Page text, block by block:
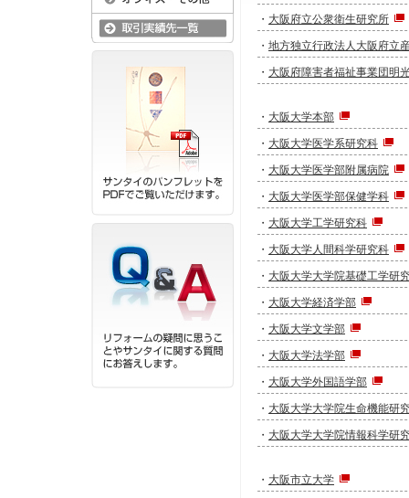
・ 大阪府立公衆衛生研究所
・ 地方独立行政法人大阪府立
・ 大阪府障害者福祉事業団明
・ 大阪大学本部
・ 大阪大学医学系研究科
・ 大阪大学医学部附属病院
・ 大阪大学医学部保健学科
・ 大阪大学工学研究科
・ 大阪大学人間科学研究科
・ 大阪大学大学院基礎工学研
・ 大阪大学経済学部
・ 大阪大学文学部
・ 大阪大学法学部
・ 大阪大学外国語学部
・ 大阪大学大学院生命機能研
・ 大阪大学大学院情報科学研
・ 大阪市立大学